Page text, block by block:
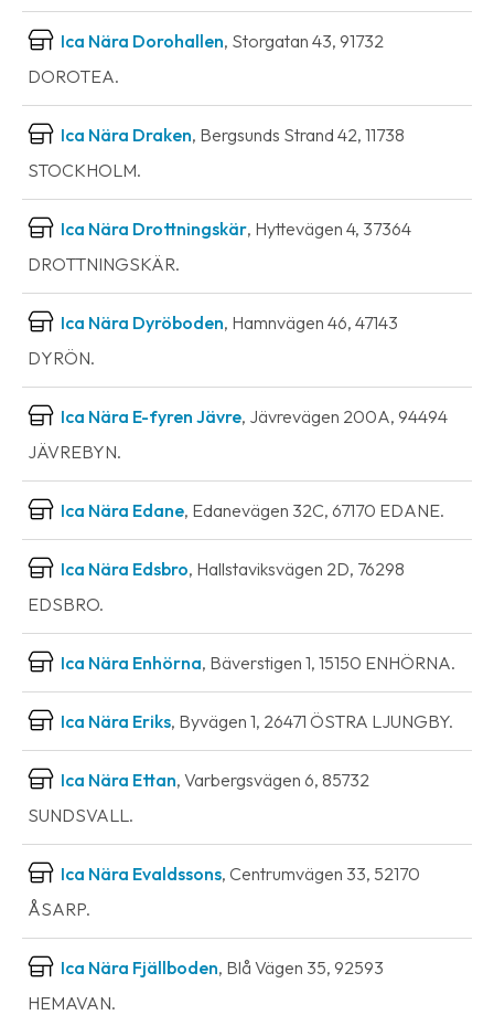
Ica Nära Dorohallen, Storgatan 43, 91732
DOROTEA.
Ica Nära Draken, Bergsunds Strand 42, 11738
STOCKHOLM.
Ica Nära Drottningskär, Hyttevägen 4, 37364
DROTTNINGSKÄR.
Ica Nära Dyröboden, Hamnvägen 46, 47143
DYRÖN.
Ica Nära E-fyren Jävre, Jävrevägen 200A, 94494
JÄVREBYN.
Ica Nära Edane, Edanevägen 32C, 67170 EDANE.
Ica Nära Edsbro, Hallstaviksvägen 2D, 76298
EDSBRO.
Ica Nära Enhörna, Bäverstigen 1, 15150 ENHÖRNA.
Ica Nära Eriks, Byvägen 1, 26471 ÖSTRA LJUNGBY.
Ica Nära Ettan, Varbergsvägen 6, 85732
SUNDSVALL.
Ica Nära Evaldssons, Centrumvägen 33, 52170
ÅSARP.
Ica Nära Fjällboden, Blå Vägen 35, 92593
HEMAVAN.